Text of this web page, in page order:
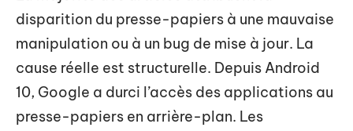
disparition du presse-papiers à une mauvaise
manipulation ou à un bug de mise à jour. La
cause réelle est structurelle. Depuis Android
10, Google a durci l’accès des applications au
presse-papiers en arrière-plan. Les